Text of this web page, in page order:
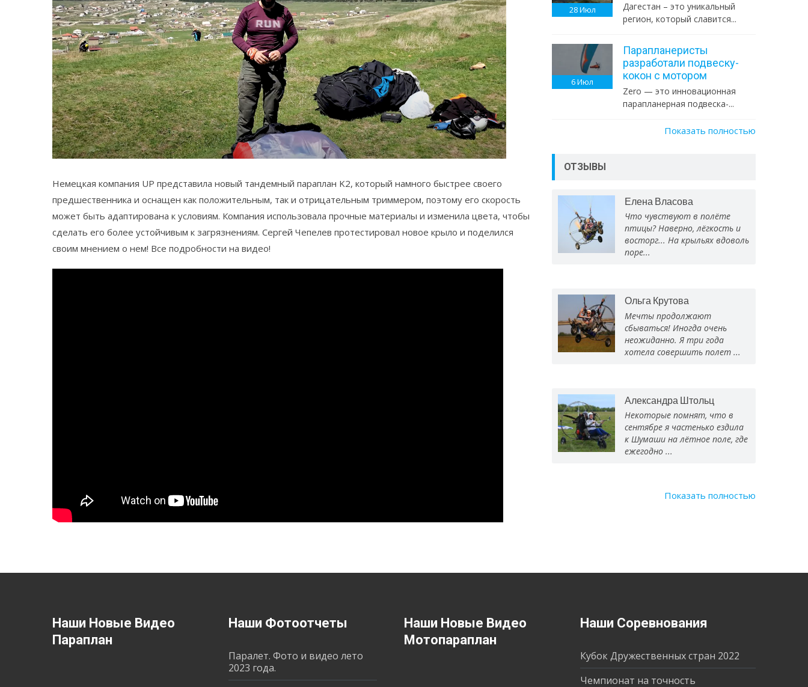
Немецкая компания UP представила новый тандемный параплан K2, который намного быстрее своего
предшественника и оснащен как положительным, так и отрицательным триммером, поэтому его скорость
может быть адаптирована к условиям. Компания использовала прочные материалы и изменила цвета, чтобы
сделать его более устойчивым к загрязнениям. Сергей Чепелев протестировал новое крыло и поделился
своим мнением о нем! Все подробности на видео!
28Июл
Дагестан – это уникальный
регион, который славится...
6Июл
Парапланеристы
разработали подвеску-
кокон с мотором
Zero — это инновационная
парапланерная подвеска-...
Показать полностью
ОТЗЫВЫ
Елена Власова
Что чувствуют в полёте
птицы? Наверно, лёгкость и
восторг... На крыльях вдоволь
поре...
Ольга Крутова
Мечты продолжают
сбываться! Иногда очень
неожиданно. Я три года
хотела совершить полет ...
Александра Штольц
Некоторые помнят, что в
сентябре я частенько ездила
к Шумаши на лётное поле, где
ежегодно ...
Показать полностью
Наши Новые Видео
Параплан
Наши Фотоотчеты
Паралет. Фото и видео лето
2023 года.
Наши Новые Видео
Мотопараплан
Наши Соревнования
Кубок Дружественных стран 2022
Чемпионат на точность